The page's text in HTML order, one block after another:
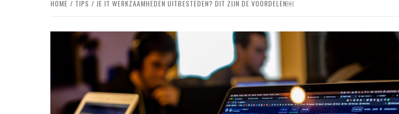
HOME TIPS JE IT WERKZAAMHEDEN UITBESTEDEN? DIT ZIJN DE VOORDELEN￼